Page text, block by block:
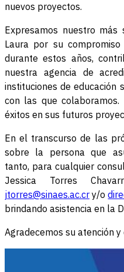
nuevos proyectos.
Expresamos nuestro más
Laura por su
durante estos años,
nuestra agencia de
instituciones de educación
con las que
éxitos en sus futuros
En el transcurso de las
sobre la persona que
tanto, para cualquier
Jessica Torres
jtorres@sinaes.ac.cr y/o
brindando asistencia en la
Agradecemos su atención